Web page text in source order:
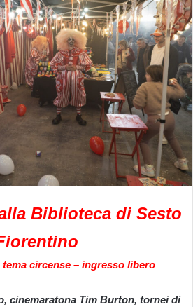
Biblioteca di Sesto
tema circense – ingresso libero
cinemaratona Tim Burton, tornei di